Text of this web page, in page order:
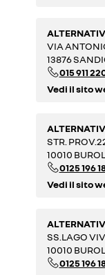
VIA
13876
015 911
Vedi il sito
STR.
10010
0125 196
Vedi il sito
SS.LAGO
10010
0125 196